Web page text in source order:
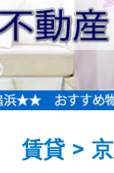
賃貸 >